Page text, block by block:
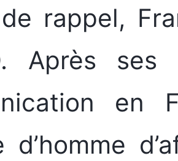
rappel,
Après
en
d’homme